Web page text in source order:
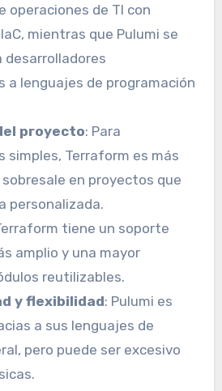
operaciones de TI con
mientras que Pulumi se
desarrolladores
a lenguajes de programación
proyecto: Para
simples, Terraform es más
en proyectos que
personalizada.
tiene un soporte
amplio y una mayor
reutilizables.
y flexibilidad: Pulumi es
a sus lenguajes de
pero puede ser excesivo